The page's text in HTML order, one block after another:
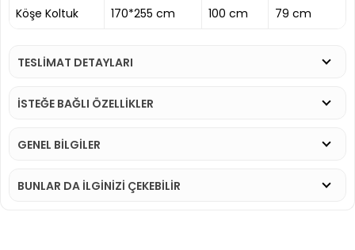
Köşe Koltuk
170*255 cm 100 cm 79 cm
TESLİMAT DETAYLARI
İSTEĞE BAĞLI ÖZELLİKLER
GENEL BİLGİLER
BUNLAR DA İLGINIZI ÇEKEBILIR